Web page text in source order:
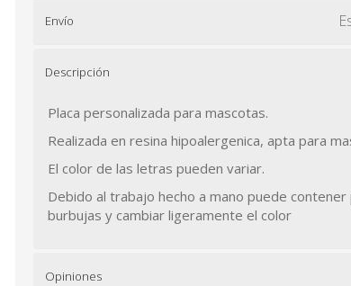
Envío
Descripción
Placa personalizada para mascotas.
Realizada en resina hipoalergenica, apta para
El color de las letras pueden variar.
Debido al trabajo hecho a mano puede
burbujas y cambiar ligeramente el color
Opiniones